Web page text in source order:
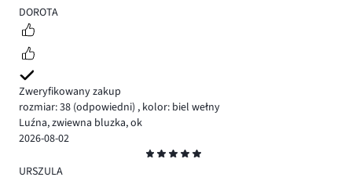
5
DOROTA
Zweryfikowany zakup
rozmiar: 38 (odpowiedni) , kolor: biel wełny
Luźna, zwiewna bluzka, ok
2026-08-02
5
URSZULA